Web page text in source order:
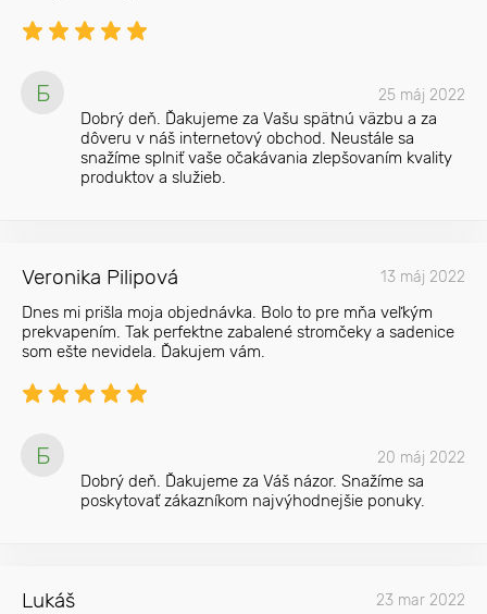
Б 25 máj 2022
Dobrý deň. Ďakujeme za Vašu spätnú väzbu a za
dôveru v náš internetový obchod. Neustále sa
snažíme splniť vaše očakávania zlepšovaním kvality
produktov a služieb.
Veronika Pilipová 13 máj 2022
Dnes mi prišla moja objednávka. Bolo to pre mňa veľkým
prekvapením. Tak perfektne zabalené stromčeky a sadenice
som ešte nevidela. Ďakujem vám.
Б 20 máj 2022
Dobrý deň. Ďakujeme za Váš názor. Snažíme sa
poskytovať zákazníkom najvýhodnejšie ponuky.
Lukáš 23 mar 2022